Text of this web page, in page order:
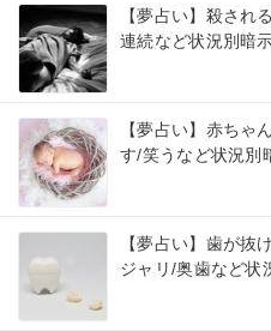
【夢占い】殺され
連続など状況別暗
【夢占い】赤ちゃ
す/笑うなど状況別
【夢占い】歯が抜
ジャリ/奥歯など状